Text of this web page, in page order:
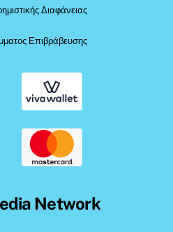
Διαφάνειας
Επιβράβευσης
Network